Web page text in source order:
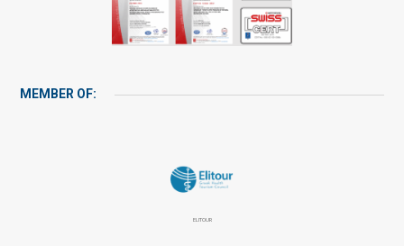
MEMBER OF:
ELITOUR